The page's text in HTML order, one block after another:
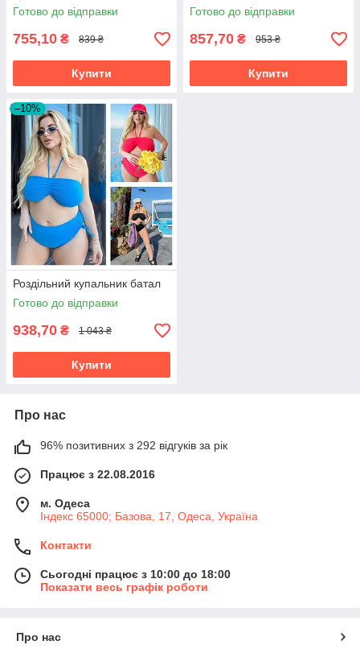
Готово до відправки
755,10 ₴ 839 ₴
Купити
Готово до відправки
857,70 ₴ 953 ₴
Купити
–10%
Роздільний купальник батал
Готово до відправки
938,70 ₴ 1 043 ₴
Купити
Про нас
96% позитивних з 292 відгуків за рік
Працює з 22.08.2016
м. Одеса
Індекс 65000; Базова, 17, Одеса, Україна
Контакти
Сьогодні працює з 10:00 до 18:00
Показати весь графік роботи
Про нас